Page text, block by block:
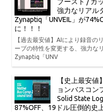
強力なリアル
Zynaptiq「UNVEIL」が
に！！！
【過去最安値】AIにより録音の
ーブの特性を変更する、強力な
Zynaptiq「UNV
【史上最安値
ョンバスコン
Solid State
87%OFF、19ドル圧倒的史